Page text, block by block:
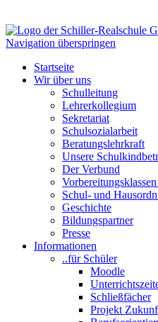
Navigation überspringen
Startseite
Wir über uns
Schulleitung
Lehrerkollegium
Sekretariat
Schulsozialarbeit
Beratungslehrkraft
Unsere
Der Verbund
Schul- und
Geschichte
Bildungspartner
Presse
Informationen
..für Schüler
Moodle
Schließfächer
Projekt